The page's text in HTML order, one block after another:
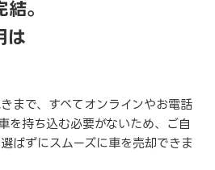
結。
は
まで、すべてオンラインやお電話
を持ち込む必要がないため、ご自
ばずにスムーズに車を売却できま